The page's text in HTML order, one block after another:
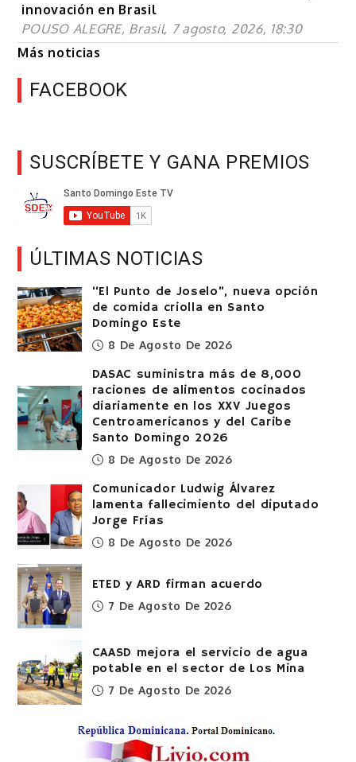
innovación en Brasil
POUSO ALEGRE, Brasil, 7 agosto, 2026, 18:30
Más noticias
FACEBOOK
SUSCRÍBETE Y GANA PREMIOS
ÚLTIMAS NOTICIAS
“El Punto de Joselo”, nueva opción
de comida criolla en Santo
Domingo Este
8 De Agosto De 2026
DASAC suministra más de 8,000
raciones de alimentos cocinados
diariamente en los XXV Juegos
Centroamericanos y del Caribe
Santo Domingo 2026
8 De Agosto De 2026
Comunicador Ludwig Álvarez
lamenta fallecimiento del diputado
Jorge Frías
8 De Agosto De 2026
ETED y ARD firman acuerdo
7 De Agosto De 2026
CAASD mejora el servicio de agua
potable en el sector de Los Mina
7 De Agosto De 2026